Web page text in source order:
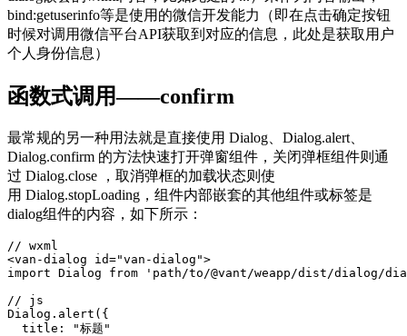
bind:getuserinfo等是使用的微信开发能力（即在点击确定按钮
时候对调用微信平台API获取到对应的信息，此处是获取用户
个人身份信息）
函数式调用——confirm
最常规的另一种用法就是直接使用 Dialog、Dialog.alert、
Dialog.confirm 的方法快速打开弹窗组件，关闭弹框组件则通
过 Dialog.close ，取消弹框的加载状态则使
用 Dialog.stopLoading，组件内部嵌套的其他组件或标签是
dialog组件的内容，如下所示：
// wxml
<van-dialog id="van-dialog">
import Dialog from 'path/to/@vant/weapp/dist/dialog/
// js
Dialog.alert({
  title: "标题"